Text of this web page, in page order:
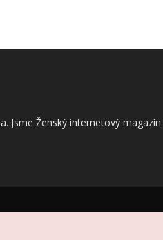
Jsme Ženský internetový magazín.